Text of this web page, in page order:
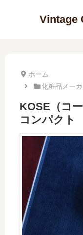
Vintage
ホーム
化粧品メー
KOSE（コ
コンパクト